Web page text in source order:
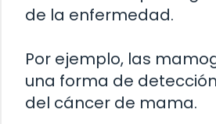
de la enfermedad.
Por ejemplo, las
una forma de
del cáncer de mama.